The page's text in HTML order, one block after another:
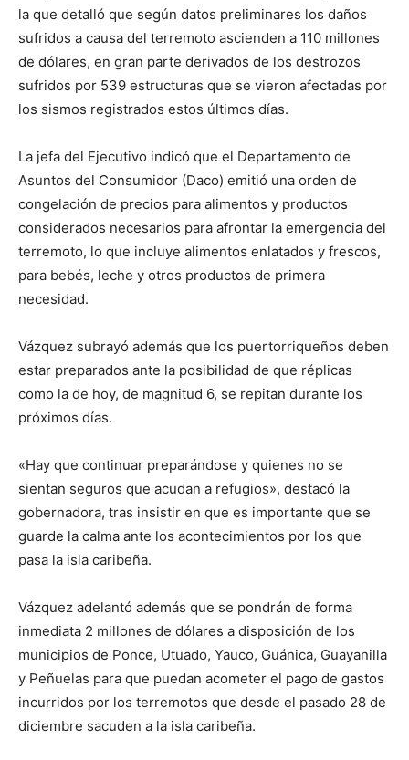
la que detalló que según datos preliminares los daños
sufridos a causa del terremoto ascienden a 110 millones
de dólares, en gran parte derivados de los destrozos
sufridos por 539 estructuras que se vieron afectadas por
los sismos registrados estos últimos días.
La jefa del Ejecutivo indicó que el Departamento de
Asuntos del Consumidor (Daco) emitió una orden de
congelación de precios para alimentos y productos
considerados necesarios para afrontar la emergencia del
terremoto, lo que incluye alimentos enlatados y frescos,
para bebés, leche y otros productos de primera
necesidad.
Vázquez subrayó además que los puertorriqueños deben
estar preparados ante la posibilidad de que réplicas
como la de hoy, de magnitud 6, se repitan durante los
próximos días.
«Hay que continuar preparándose y quienes no se
sientan seguros que acudan a refugios», destacó la
gobernadora, tras insistir en que es importante que se
guarde la calma ante los acontecimientos por los que
pasa la isla caribeña.
Vázquez adelantó además que se pondrán de forma
inmediata 2 millones de dólares a disposición de los
municipios de Ponce, Utuado, Yauco, Guánica, Guayanilla
y Peñuelas para que puedan acometer el pago de gastos
incurridos por los terremotos que desde el pasado 28 de
diciembre sacuden a la isla caribeña.